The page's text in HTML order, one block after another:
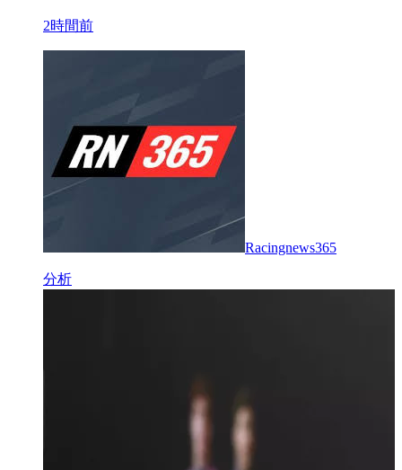
2時間前
Racingnews365
分析